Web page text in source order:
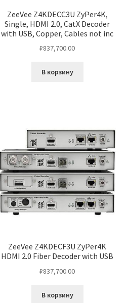
ZeeVee Z4KDECC3U ZyPer4K,
Single, HDMI 2.0, CatX Decoder
with USB, Copper, Cables not inc
₽837,700.00
В корзину
ZeeVee Z4KDECF3U ZyPer4K
HDMI 2.0 Fiber Decoder with USB
₽837,700.00
В корзину